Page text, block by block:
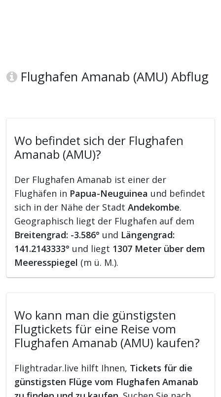
Flughafen Amanab (AMU) Abflug
Wo befindet sich der Flughafen
Amanab (AMU)?
Der Flughafen Amanab ist einer der
Flughäfen in Papua-Neuguinea und befindet
sich in der Nähe der StadtAndekombe.
Geographisch liegt der Flughafen auf dem
Breitengrad: -3.586° und Längengrad:
141.2143333° und liegt 1307 Meter über dem
Meeresspiegel (m ü. M.).
Wo kann man die günstigsten
Flugtickets für eine Reise vom
Flughafen Amanab (AMU) kaufen?
Flightradar.live hilft Ihnen, Tickets für die
günstigsten Flüge vom Flughafen Amanab